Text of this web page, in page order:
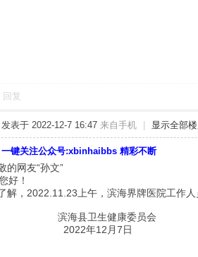
回复
发表于 2022-12-7 16:47 来自手机 显示全部
一键关注公众号:xbinhaibbs 精彩不断
的网友“孙文”
好！
解，2022.11.23上午，滨海界牌医院工作
海县卫生健康委员会
年12月7日